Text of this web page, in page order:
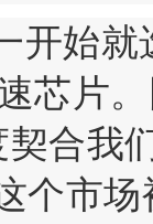
开始
芯片
合我
个市